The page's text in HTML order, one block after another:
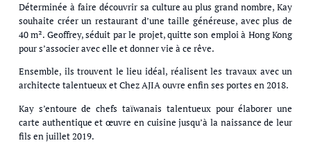
Déterminée à faire découvrir sa culture au plus grand nombre, Kay
souhaite créer un restaurant d’une taille généreuse, avec plus de
40 m². Geoffrey, séduit par le projet, quitte son emploi à Hong Kong
pour s’associer avec elle et donner vie à ce rêve.
Ensemble, ils trouvent le lieu idéal, réalisent les travaux avec un
architecte talentueux et Chez AJIA ouvre enfin ses portes en 2018.
Kay s’entoure de chefs taïwanais talentueux pour élaborer une
carte authentique et œuvre en cuisine jusqu’à la naissance de leur
fils en juillet 2019.